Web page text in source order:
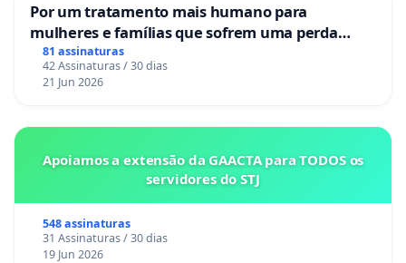
Por um tratamento mais humano para
mulheres e famílias que sofrem uma perda
gestacional nos hospitais portugueses
81 assinaturas
42 Assinaturas / 30 dias
21 Jun 2026
Apoiamos a extensão da GAACTA para TODOS os
servidores do STJ
548 assinaturas
31 Assinaturas / 30 dias
19 Jun 2026